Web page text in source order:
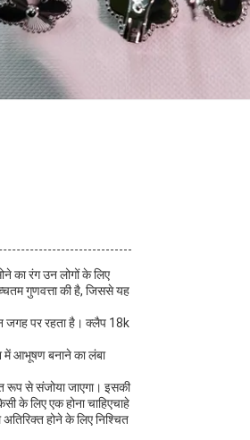
का रंग उन लोगों के लिए
गुणवत्ता की है, जिससे यह
जगह पर रहता है। क्लैप 18k
में आभूषण बनाने का लंबा
रूप से संजोया जाएगा। इसकी
के लिए एक होना चाहिएचाहे
होने के लिए निश्चित